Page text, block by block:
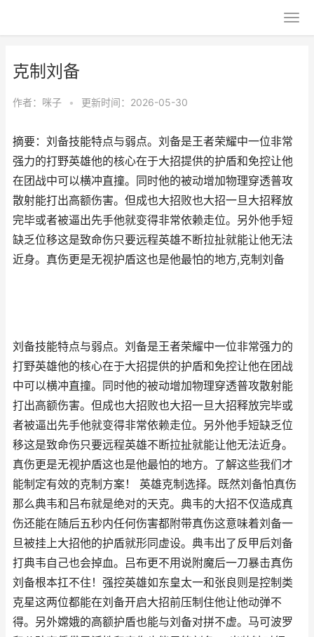
克制刘备
作者： 咪子 • 更新时间：2026-05-30
摘要：刘备技能特点与弱点。刘备是王者荣耀中一位非常
强力的打野英雄他的核心在于大招提供的护盾和免控让他
在团战中可以横冲直撞。同时他的被动增加物理穿透普攻
散射能打出高额伤害。但成也大招败也大招一旦大招释放
完毕或者被逼出先手他就变得非常依赖走位。另外他手短
缺乏位移这是致命伤只要远程英雄不断拉扯就能让他无法
近身。真伤更是无视护盾这也是他最怕的地方,克制刘备
刘备技能特点与弱点。刘备是王者荣耀中一位非常强力的
打野英雄他的核心在于大招提供的护盾和免控让他在团战
中可以横冲直撞。同时他的被动增加物理穿透普攻散射能
打出高额伤害。但成也大招败也大招一旦大招释放完毕或
者被逼出先手他就变得非常依赖走位。另外他手短缺乏位
移这是致命伤只要远程英雄不断拉扯就能让他无法近身。
真伤更是无视护盾这也是他最怕的地方。了解这些我们才
能制定有效的克制方案！ 英雄克制选择。既然刘备怕真伤
那么典韦和吕布就是绝对的天克。典韦的大招不仅造成真
伤还能在随后五秒内任何伤害都附带真伤这意味着刘备一
旦被挂上大招他的护盾就形同虚设。典韦出了反甲后刘备
打典韦自己也会掉血。吕布更不用说附魔后一刀暴击真伤
刘备根本扛不住！强控英雄如东皇太一和张良则是控制类
克星这两位都能在刘备开启大招前压制住他让他动弹不
得。另外嫦娥的高额护盾也能与刘备对拼不虚。马可波罗